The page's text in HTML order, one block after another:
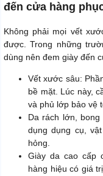
đến cửa hàng
Không phải mọi vết
được. Trong những
dùng nên đem giày đến
Vết xước sâu:
bề mặt. Lúc này,
và phủ lớp bảo vệ
Da rách lớn,
dụng dụng cụ,
hỏng.
Giày da cao cấp
hàng hiệu có giá